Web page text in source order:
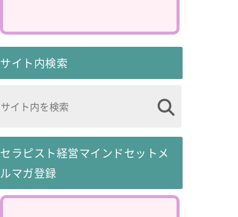
サイト内検索
セラピスト経営マインドセットメ
ルマガ登録